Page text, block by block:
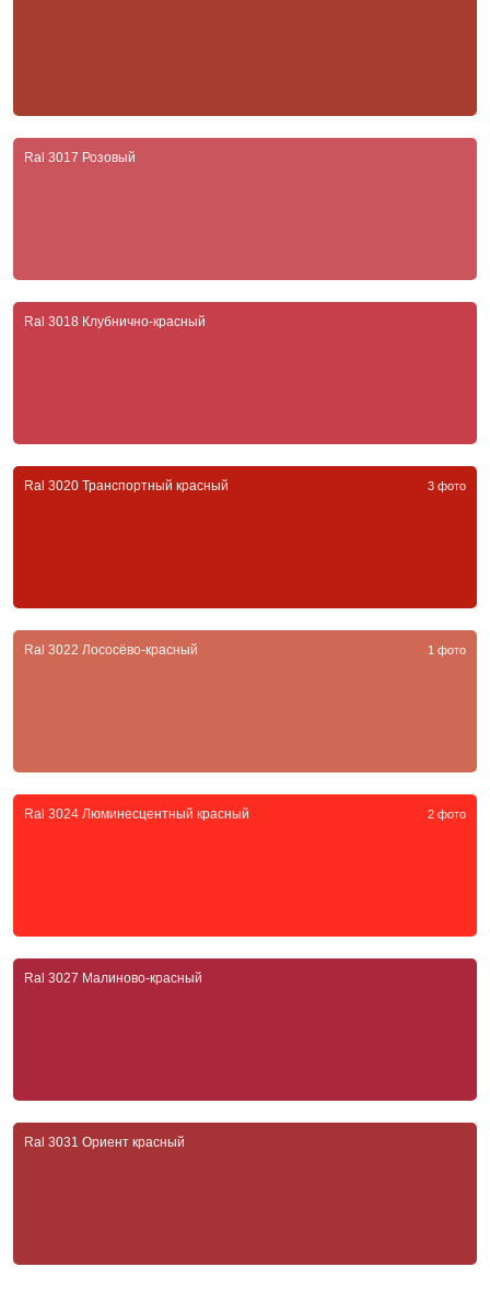
Ral 3017 Розовый
Ral 3018 Клубнично-красный
Ral 3020 Транспортный красный 3 фото
Ral 3022 Лососёво-красный 1 фото
Ral 3024 Люминесцентный красный 2 фото
Ral 3027 Малиново-красный
Ral 3031 Ориент красный